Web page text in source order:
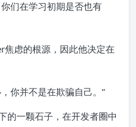
们在学习初期是否也有
虑的根源，因此他决定在
你并不是在欺骗自己。”
的一颗石子，在开发者圈中